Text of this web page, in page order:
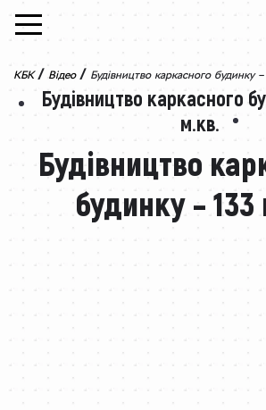
Skip to content
КБК / Відео / Будівництво каркасного будинку
Будівництво каркасного
м.кв.
Будівництво
будинку –